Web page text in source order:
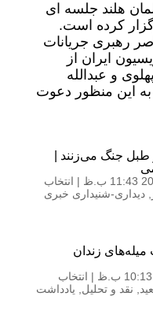
هلند جلسه ای
کرده است.
رهبری جریانات
ایران از
و عبدالله
این منظور دعوت
طبل جنگ می‌زنند |
| انتخاب
دیداری-شنیداری خبری
زندان
| انتخاب
نقد و تحلیل یادداشت